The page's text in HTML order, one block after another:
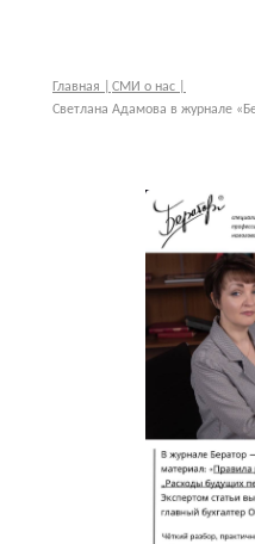
Главная | СМИ о нас |
Светлана Адамова в журнале